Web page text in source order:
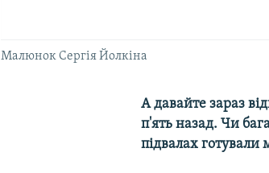
Малюнок Сергія Йолкіна
А давайте зараз
п'ять назад. Чи
підвалах